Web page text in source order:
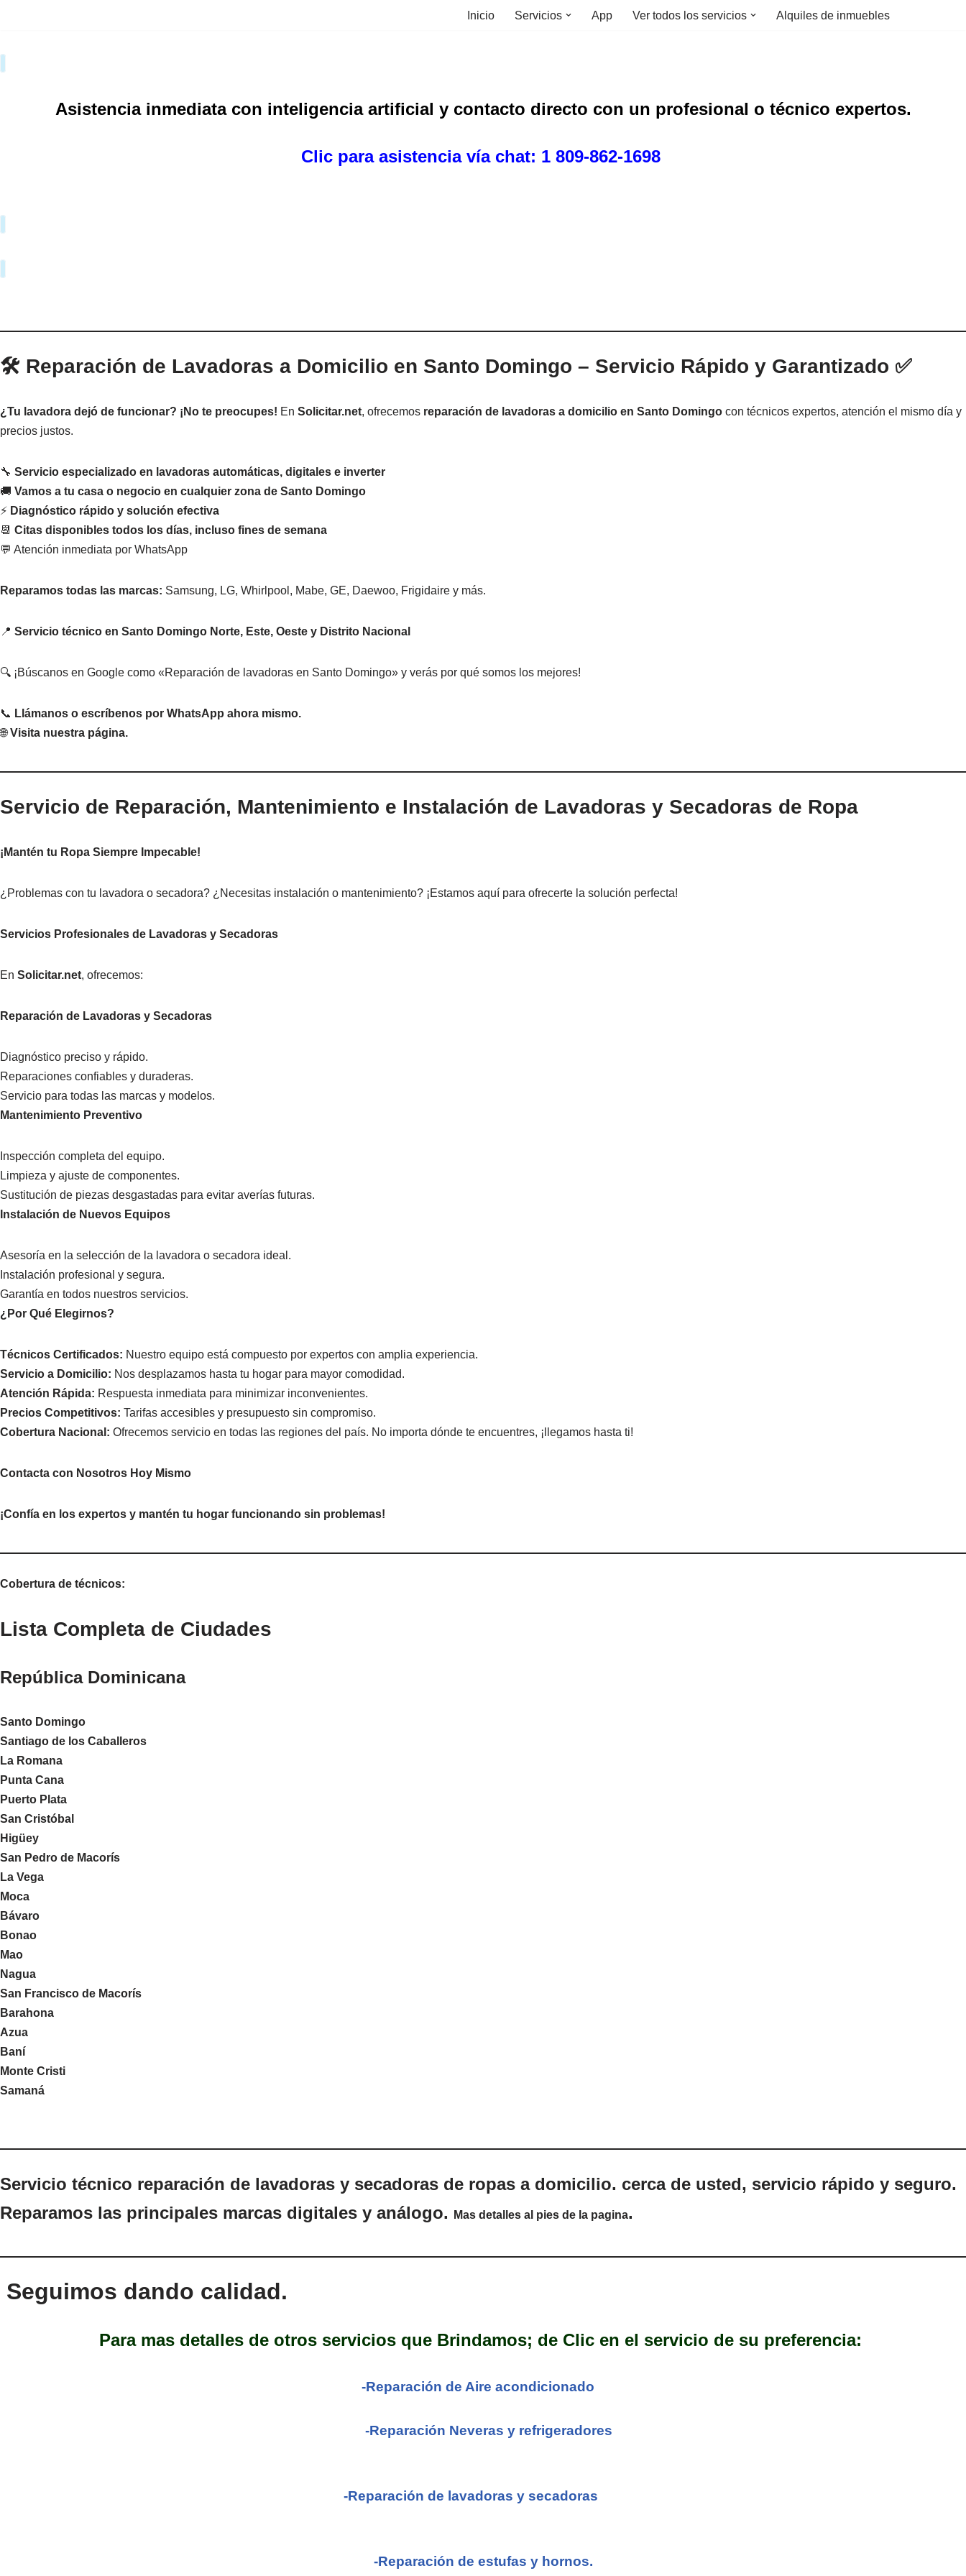
Inicio Servicios App Ver todos los servicios Alquiles de inmuebles
Asistencia inmediata con inteligencia artificial y contacto directo con un profesional o técnico expertos.
Clic para asistencia vía chat: 1 809-862-1698
🛠️ Reparación de Lavadoras a Domicilio en Santo Domingo – Servicio Rápido y Garantizado ✅
¿Tu lavadora dejó de funcionar? ¡No te preocupes! En Solicitar.net, ofrecemos reparación de lavadoras a domicilio en Santo Domingo con técnicos expertos, atención el mismo día y
precios justos.
🔧 Servicio especializado en lavadoras automáticas, digitales e inverter
🚚 Vamos a tu casa o negocio en cualquier zona de Santo Domingo
⚡ Diagnóstico rápido y solución efectiva
📆 Citas disponibles todos los días, incluso fines de semana
💬 Atención inmediata por WhatsApp
Reparamos todas las marcas: Samsung, LG, Whirlpool, Mabe, GE, Daewoo, Frigidaire y más.
📍 Servicio técnico en Santo Domingo Norte, Este, Oeste y Distrito Nacional
🔍 ¡Búscanos en Google como «Reparación de lavadoras en Santo Domingo» y verás por qué somos los mejores!
📞 Llámanos o escríbenos por WhatsApp ahora mismo.
🌐Visita nuestra página.
Servicio de Reparación, Mantenimiento e Instalación de Lavadoras y Secadoras de Ropa
¡Mantén tu Ropa Siempre Impecable!
¿Problemas con tu lavadora o secadora? ¿Necesitas instalación o mantenimiento? ¡Estamos aquí para ofrecerte la solución perfecta!
Servicios Profesionales de Lavadoras y Secadoras
En Solicitar.net, ofrecemos:
Reparación de Lavadoras y Secadoras
Diagnóstico preciso y rápido.
Reparaciones confiables y duraderas.
Servicio para todas las marcas y modelos.
Mantenimiento Preventivo
Inspección completa del equipo.
Limpieza y ajuste de componentes.
Sustitución de piezas desgastadas para evitar averías futuras.
Instalación de Nuevos Equipos
Asesoría en la selección de la lavadora o secadora ideal.
Instalación profesional y segura.
Garantía en todos nuestros servicios.
¿Por Qué Elegirnos?
Técnicos Certificados: Nuestro equipo está compuesto por expertos con amplia experiencia.
Servicio a Domicilio: Nos desplazamos hasta tu hogar para mayor comodidad.
Atención Rápida: Respuesta inmediata para minimizar inconvenientes.
Precios Competitivos: Tarifas accesibles y presupuesto sin compromiso.
Cobertura Nacional: Ofrecemos servicio en todas las regiones del país. No importa dónde te encuentres, ¡llegamos hasta ti!
Contacta con Nosotros Hoy Mismo
¡Confía en los expertos y mantén tu hogar funcionando sin problemas!
Cobertura de técnicos:
Lista Completa de Ciudades
República Dominicana
Santo Domingo
Santiago de los Caballeros
La Romana
Punta Cana
Puerto Plata
San Cristóbal
Higüey
San Pedro de Macorís
La Vega
Moca
Bávaro
Bonao
Mao
Nagua
San Francisco de Macorís
Barahona
Azua
Baní
Monte Cristi
Samaná
Servicio técnico reparación de lavadoras y secadoras de ropas a domicilio. cerca de usted, servicio rápido y seguro.
Reparamos las principales marcas digitales y análogo.
Mas detalles al pies de la pagina.
Seguimos dando calidad.
Para mas detalles de otros servicios que Brindamos; de Clic en el servicio de su preferencia:
-Reparación de Aire acondicionado
-Reparación Neveras y refrigeradores
-Reparación de lavadoras y secadoras
-Reparación de estufas y hornos.